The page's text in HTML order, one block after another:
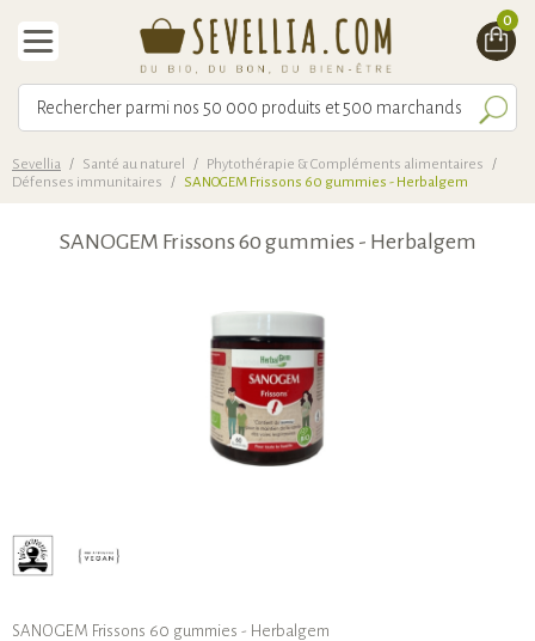
0
Sevellia / Santé au naturel / Phytothérapie & Compléments alimentaires
/
Défenses immunitaires
/ SANOGEM Frissons 60 gummies - Herbalgem
SANOGEM Frissons 60 gummies - Herbalgem
SANOGEM Frissons 60 gummies - Herbalgem